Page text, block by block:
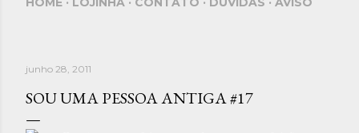
junho 28, 2011
SOU UMA PESSOA ANTIGA #17